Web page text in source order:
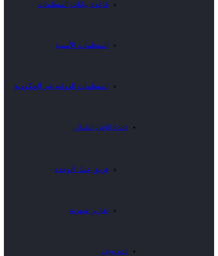
قاعدة بيانات المنظمات
المنظمات الأممية
المنظمات الدولية غير الحكومية
وحدة الأمن الغذائي
فريق عمل الوحدة
تقارير شهرية
المديريات